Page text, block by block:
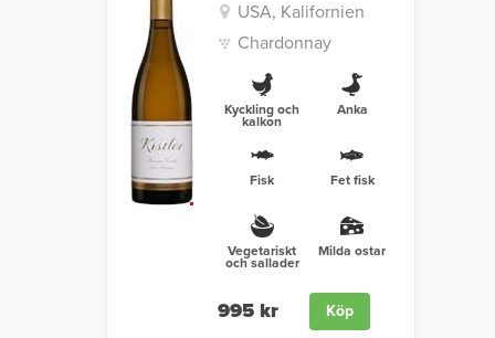
USA, Kalifornien
Chardonnay
Kyckling och
kalkon
Anka
Fisk Fet fisk
Vegetariskt
och sallader
Milda ostar
995 kr Köp